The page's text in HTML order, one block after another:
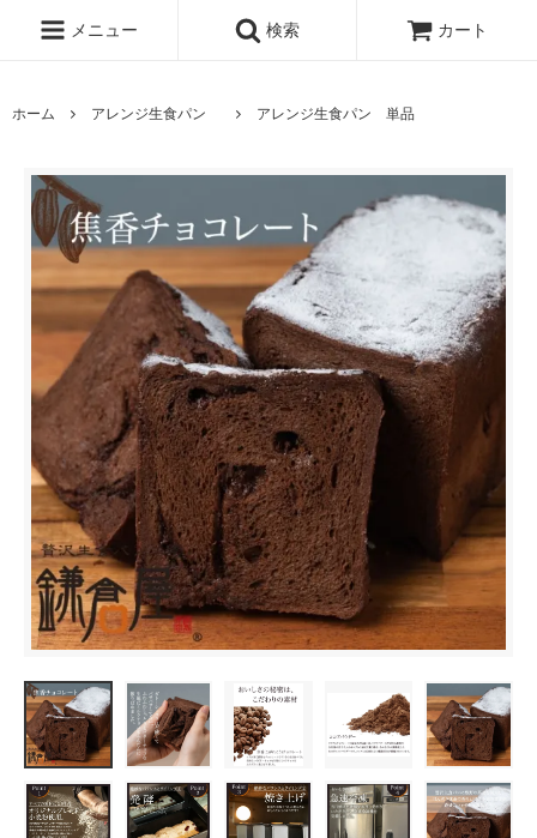
メニュー 検索 カート
ホーム アレンジ生食パン アレンジ生食パン 単品